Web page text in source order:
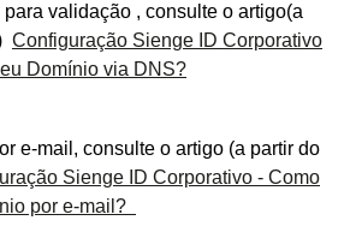
validação , consulte o artigo(a
Configuração Sienge ID Corporativo
Domínio via DNS?
e-mail, consulte o artigo (a partir do
Sienge ID Corporativo - Como
por e-mail?